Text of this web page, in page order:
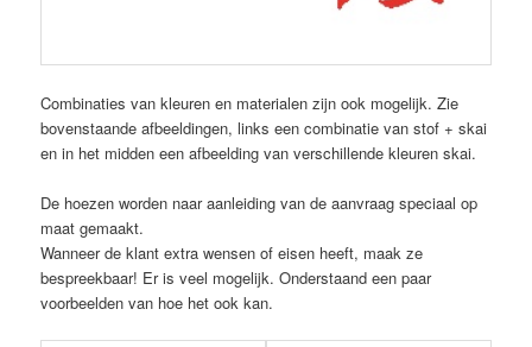
Combinaties van kleuren en materialen zijn ook mogelijk. Zie
bovenstaande afbeeldingen, links een combinatie van stof + skai
en in het midden een afbeelding van verschillende kleuren skai.
De hoezen worden naar aanleiding van de aanvraag speciaal op
maat gemaakt.
Wanneer de klant extra wensen of eisen heeft, maak ze
bespreekbaar! Er is veel mogelijk. Onderstaand een paar
voorbeelden van hoe het ook kan.